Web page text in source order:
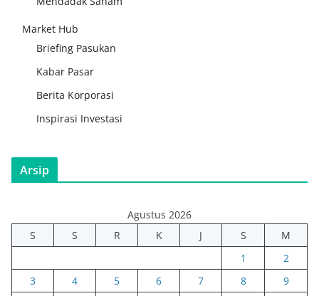
Market Hub
Briefing Pasukan
Kabar Pasar
Berita Korporasi
Inspirasi Investasi
Arsip
Agustus 2026
S
S R K J S
M
1
2
3
4 5 6 7 8
9